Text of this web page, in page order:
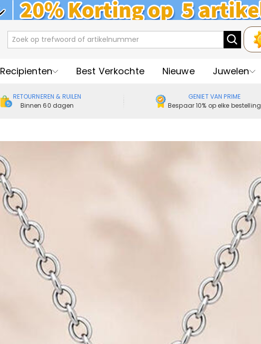
Recipienten Best Verkochte Nieuwe Juwelen
RETOURNEREN & RUILEN
Binnen 60 dagen
GENIET VAN PRIME
Bespaar 10% op elke bestelling